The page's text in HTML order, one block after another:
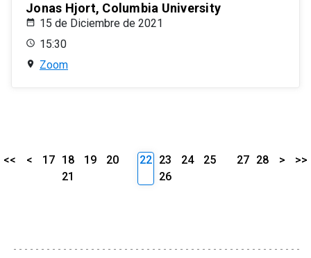
Jonas Hjort, Columbia University
15 de Diciembre de 2021
15:30
Zoom
<< < 17 18 19
20
21
22 23 24
25
26
27 28 > >>